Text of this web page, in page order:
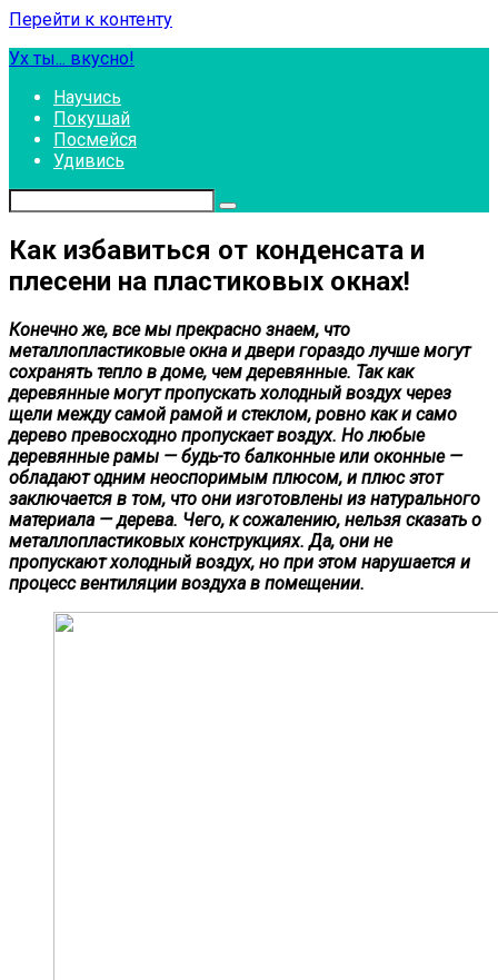
Перейти к контенту
Ух ты... вкусно!
Научись
Покушай
Посмейся
Удивись
Как избавиться от конденсата и
плесени на пластиковых окнах!
Конечно же, все мы прекрасно знаем, что
металлопластиковые окна и двери гораздо лучше могут
сохранять тепло в доме, чем деревянные. Так как
деревянные могут пропускать холодный воздух через
щели между самой рамой и стеклом, ровно как и само
дерево превосходно пропускает воздух. Но любые
деревянные рамы — будь-то балконные или оконные —
обладают одним неоспоримым плюсом, и плюс этот
заключается в том, что они изготовлены из натурального
материала — дерева. Чего, к сожалению, нельзя сказать о
металлопластиковых конструкциях. Да, они не
пропускают холодный воздух, но при этом нарушается и
процесс вентиляции воздуха в помещении.